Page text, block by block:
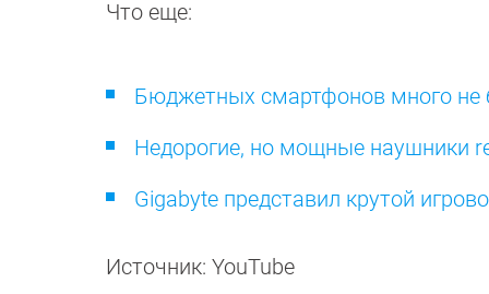
Что еще:
Бюджетных смартфонов много не
Недорогие, но мощные наушники
Gigabyte представил крутой
Источник: YouTube